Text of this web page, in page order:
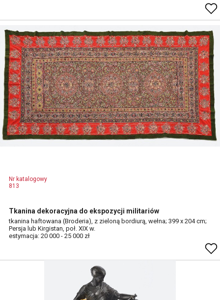
Nr katalogowy
813
Tkanina dekoracyjna do ekspozycji militariów
tkanina haftowana (Broderia), z zieloną bordiurą, wełna; 399 x 204 cm;
Persja lub Kirgistan, poł. XIX w.
estymacja: 20 000 - 25 000 zł